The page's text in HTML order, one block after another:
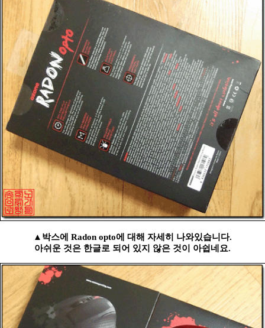
▲박스에 Radon opto에 대해 자세히 나와있습니다.
아쉬운 것은 한글로 되어 있지 않은 것이 아쉽네요.